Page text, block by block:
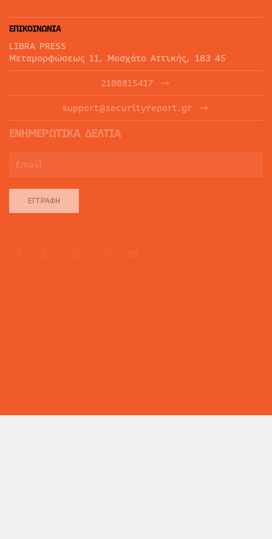
ΕΠΙΚΟΙΝΩΝΙΑ
LIBRA PRESS
Μεταμορφώσεως 11, Μοσχάτο Αττικής, 183 45
2108815417
support@securityreport.gr
ΕΝΗΜΕΡΩΤΙΚΑ ΔΕΛΤΙΑ
ΕΓΓΡΑΦΉ